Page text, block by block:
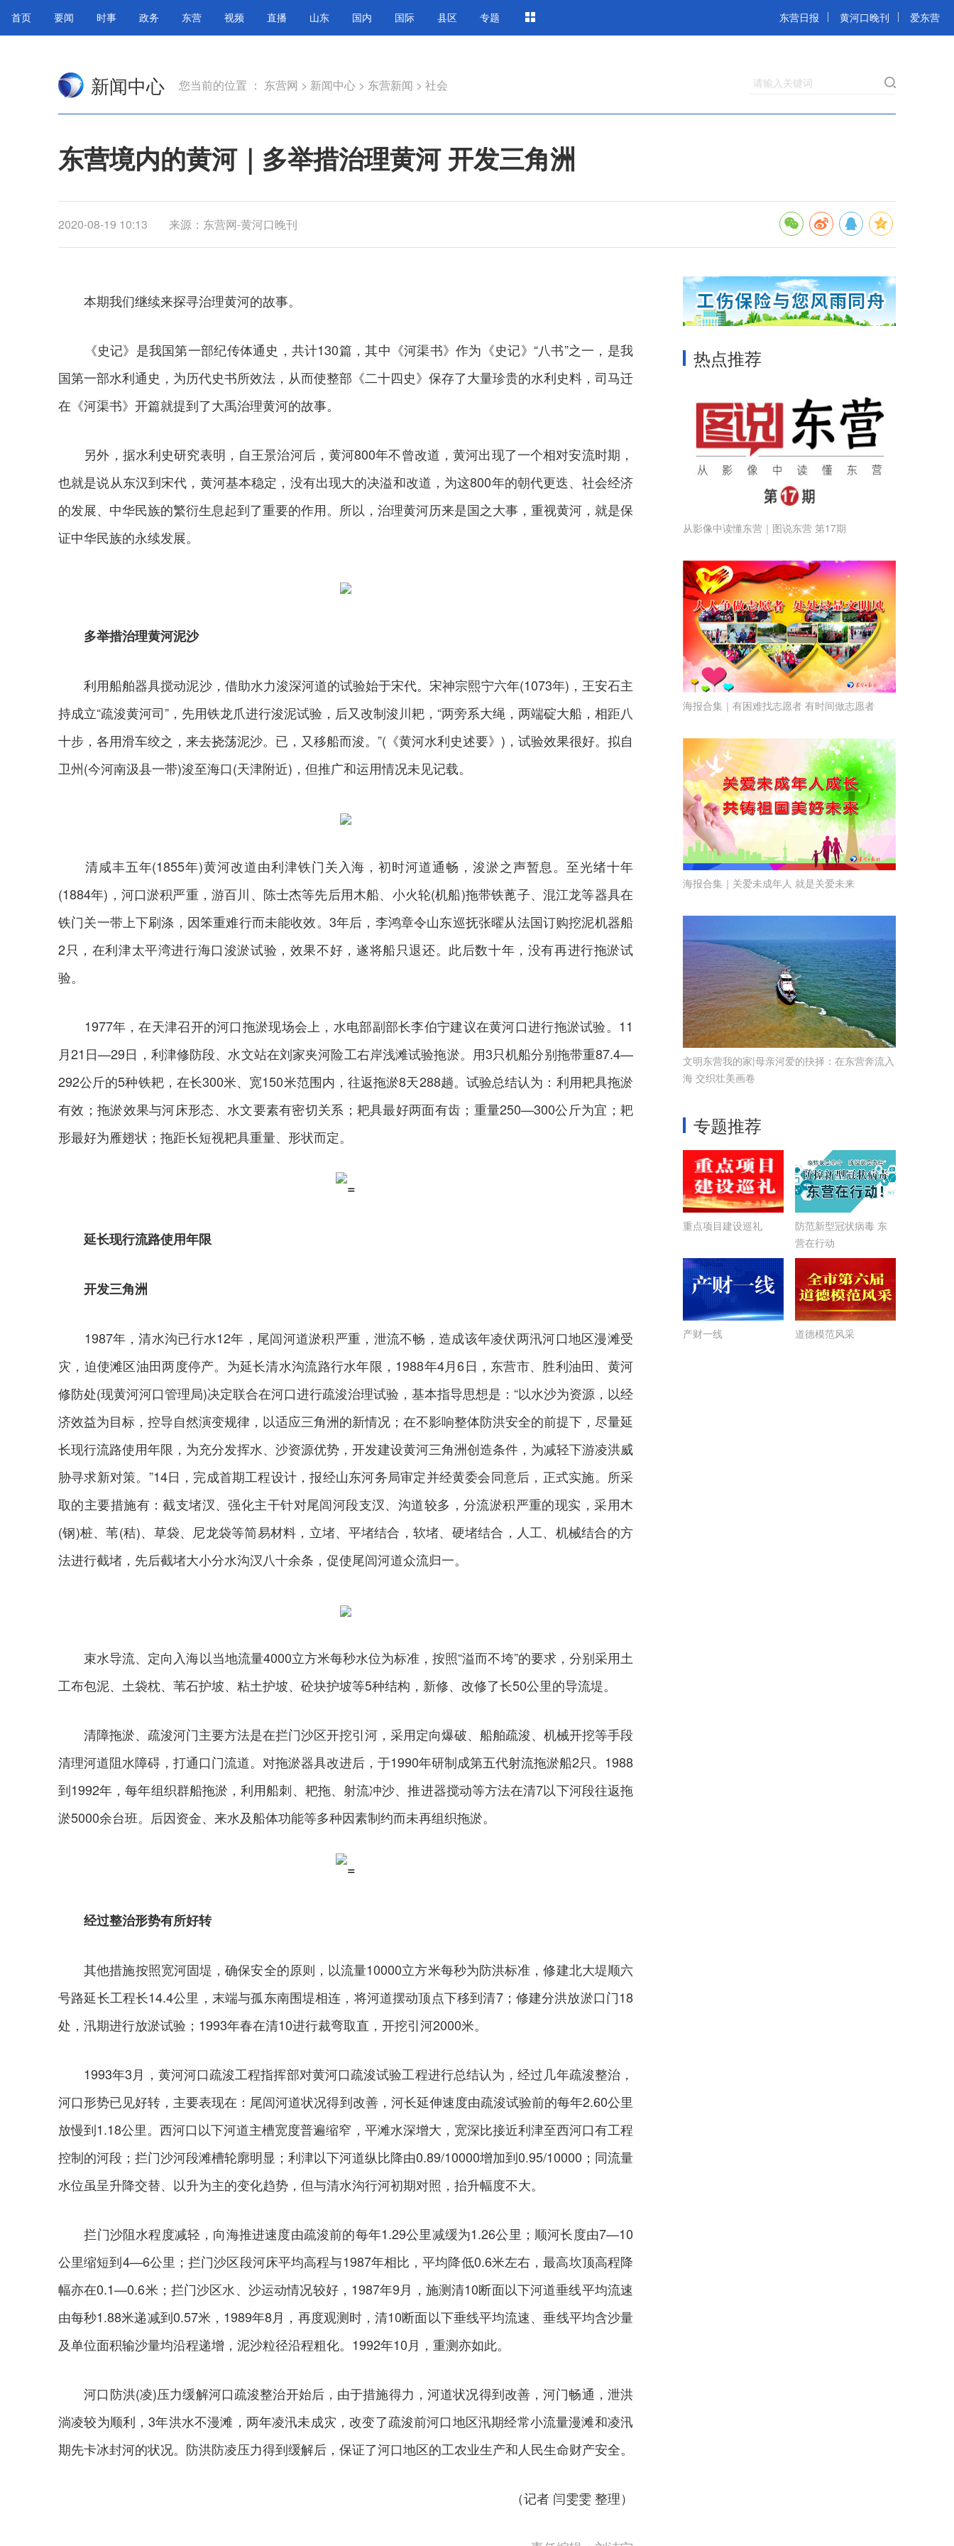
首页 要闻 时事 政务 东营 视频 直播 山东 国内 国际 县区 专题 东营日报 黄河口晚刊 爱东营
新闻中心 您当前的位置 ： 东营网 > 新闻中心 > 东营新闻 > 社会 请输入关键词
东营境内的黄河｜多举措治理黄河 开发三角洲
2020-08-19 10:13 来源：东营网-黄河口晚刊
本期我们继续来探寻治理黄河的故事。
《史记》是我国第一部纪传体通史，共计130篇，其中《河渠书》作为《史记》“八书”之一，是我
国第一部水利通史，为历代史书所效法，从而使整部《二十四史》保存了大量珍贵的水利史料，司马迁
在《河渠书》开篇就提到了大禹治理黄河的故事。
另外，据水利史研究表明，自王景治河后，黄河800年不曾改道，黄河出现了一个相对安流时期，
也就是说从东汉到宋代，黄河基本稳定，没有出现大的决溢和改道，为这800年的朝代更迭、社会经济
的发展、中华民族的繁衍生息起到了重要的作用。所以，治理黄河历来是国之大事，重视黄河，就是保
证中华民族的永续发展。
多举措治理黄河泥沙
利用船舶器具搅动泥沙，借助水力浚深河道的试验始于宋代。宋神宗熙宁六年(1073年)，王安石主
持成立“疏浚黄河司”，先用铁龙爪进行浚泥试验，后又改制浚川耙，“两旁系大绳，两端碇大船，相距八
十步，各用滑车绞之，来去挠荡泥沙。已，又移船而浚。”(《黄河水利史述要》)，试验效果很好。拟自
卫州(今河南汲县一带)浚至海口(天津附近)，但推广和运用情况未见记载。
清咸丰五年(1855年)黄河改道由利津铁门关入海，初时河道通畅，浚淤之声暂息。至光绪十年
(1884年)，河口淤积严重，游百川、陈士杰等先后用木船、小火轮(机船)拖带铁蓖子、混江龙等器具在
铁门关一带上下刷涤，因笨重难行而未能收效。3年后，李鸿章令山东巡抚张曜从法国订购挖泥机器船
2只，在利津太平湾进行海口浚淤试验，效果不好，遂将船只退还。此后数十年，没有再进行拖淤试
验。
1977年，在天津召开的河口拖淤现场会上，水电部副部长李伯宁建议在黄河口进行拖淤试验。11
月21日—29日，利津修防段、水文站在刘家夹河险工右岸浅滩试验拖淤。用3只机船分别拖带重87.4—
292公斤的5种铁耙，在长300米、宽150米范围内，往返拖淤8天288趟。试验总结认为：利用耙具拖淤
有效；拖淤效果与河床形态、水文要素有密切关系；耙具最好两面有齿；重量250—300公斤为宜；耙
形最好为雁翅状；拖距长短视耙具重量、形状而定。
延长现行流路使用年限
开发三角洲
1987年，清水沟已行水12年，尾闾河道淤积严重，泄流不畅，造成该年凌伏两汛河口地区漫滩受
灾，迫使滩区油田两度停产。为延长清水沟流路行水年限，1988年4月6日，东营市、胜利油田、黄河
修防处(现黄河河口管理局)决定联合在河口进行疏浚治理试验，基本指导思想是：“以水沙为资源，以经
济效益为目标，控导自然演变规律，以适应三角洲的新情况；在不影响整体防洪安全的前提下，尽量延
长现行流路使用年限，为充分发挥水、沙资源优势，开发建设黄河三角洲创造条件，为减轻下游凌洪威
胁寻求新对策。”14日，完成首期工程设计，报经山东河务局审定并经黄委会同意后，正式实施。所采
取的主要措施有：截支堵汊、强化主干针对尾闾河段支汊、沟道较多，分流淤积严重的现实，采用木
(钢)桩、苇(秸)、草袋、尼龙袋等简易材料，立堵、平堵结合，软堵、硬堵结合，人工、机械结合的方
法进行截堵，先后截堵大小分水沟汊八十余条，促使尾闾河道众流归一。
束水导流、定向入海以当地流量4000立方米每秒水位为标准，按照“溢而不垮”的要求，分别采用土
工布包泥、土袋枕、苇石护坡、粘土护坡、砼块护坡等5种结构，新修、改修了长50公里的导流堤。
清障拖淤、疏浚河门主要方法是在拦门沙区开挖引河，采用定向爆破、船舶疏浚、机械开挖等手段
清理河道阻水障碍，打通口门流道。对拖淤器具改进后，于1990年研制成第五代射流拖淤船2只。1988
到1992年，每年组织群船拖淤，利用船刺、耙拖、射流冲沙、推进器搅动等方法在清7以下河段往返拖
淤5000余台班。后因资金、来水及船体功能等多种因素制约而未再组织拖淤。
经过整治形势有所好转
其他措施按照宽河固堤，确保安全的原则，以流量10000立方米每秒为防洪标准，修建北大堤顺六
号路延长工程长14.4公里，末端与孤东南围堤相连，将河道摆动顶点下移到清7；修建分洪放淤口门18
处，汛期进行放淤试验；1993年春在清10进行裁弯取直，开挖引河2000米。
1993年3月，黄河河口疏浚工程指挥部对黄河口疏浚试验工程进行总结认为，经过几年疏浚整治，
河口形势已见好转，主要表现在：尾闾河道状况得到改善，河长延伸速度由疏浚试验前的每年2.60公里
放慢到1.18公里。西河口以下河道主槽宽度普遍缩窄，平滩水深增大，宽深比接近利津至西河口有工程
控制的河段；拦门沙河段滩槽轮廓明显；利津以下河道纵比降由0.89/10000增加到0.95/10000；同流量
水位虽呈升降交替、以升为主的变化趋势，但与清水沟行河初期对照，抬升幅度不大。
拦门沙阻水程度减轻，向海推进速度由疏浚前的每年1.29公里减缓为1.26公里；顺河长度由7—10
公里缩短到4—6公里；拦门沙区段河床平均高程与1987年相比，平均降低0.6米左右，最高坎顶高程降
幅亦在0.1—0.6米；拦门沙区水、沙运动情况较好，1987年9月，施测清10断面以下河道垂线平均流速
由每秒1.88米递减到0.57米，1989年8月，再度观测时，清10断面以下垂线平均流速、垂线平均含沙量
及单位面积输沙量均沿程递增，泥沙粒径沿程粗化。1992年10月，重测亦如此。
河口防洪(凌)压力缓解河口疏浚整治开始后，由于措施得力，河道状况得到改善，河门畅通，泄洪
淌凌较为顺利，3年洪水不漫滩，两年凌汛未成灾，改变了疏浚前河口地区汛期经常小流量漫滩和凌汛
期先卡冰封河的状况。防洪防凌压力得到缓解后，保证了河口地区的工农业生产和人民生命财产安全。
（记者 闫雯雯 整理）
热点推荐
从影像中读懂东营｜图说东营 第17期
海报合集｜有困难找志愿者 有时间做志愿者
海报合集｜关爱未成年人 就是关爱未来
文明东营我的家|母亲河爱的抉择：在东营奔流入
海 交织壮美画卷
专题推荐
重点项目建设巡礼
防范新型冠状病毒 东
营在行动
产财一线 道德模范风采